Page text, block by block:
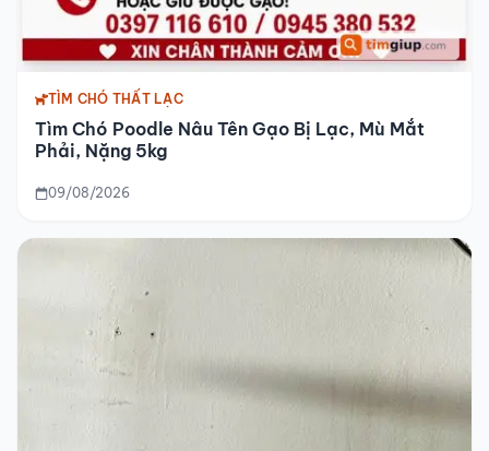
TÌM CHÓ THẤT LẠC
Tìm Chó Poodle Nâu Tên Gạo Bị Lạc, Mù Mắt
Phải, Nặng 5kg
09/08/2026